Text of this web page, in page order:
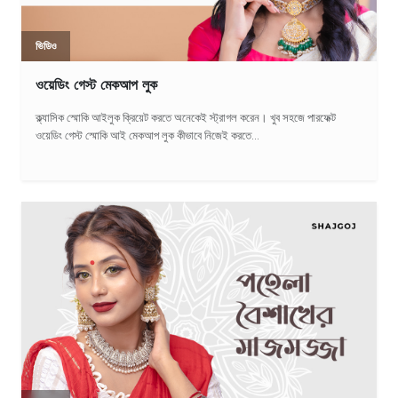
ভিডিও
ওয়েডিং গেস্ট মেকআপ লুক
ক্ল্যাসিক স্মোকি আইলুক ক্রিয়েট করতে অনেকেই স্ট্রাগল করেন। খুব সহজে পারফেক্ট
ওয়েডিং গেস্ট স্মোকি আই মেকআপ লুক কীভাবে নিজেই করতে...